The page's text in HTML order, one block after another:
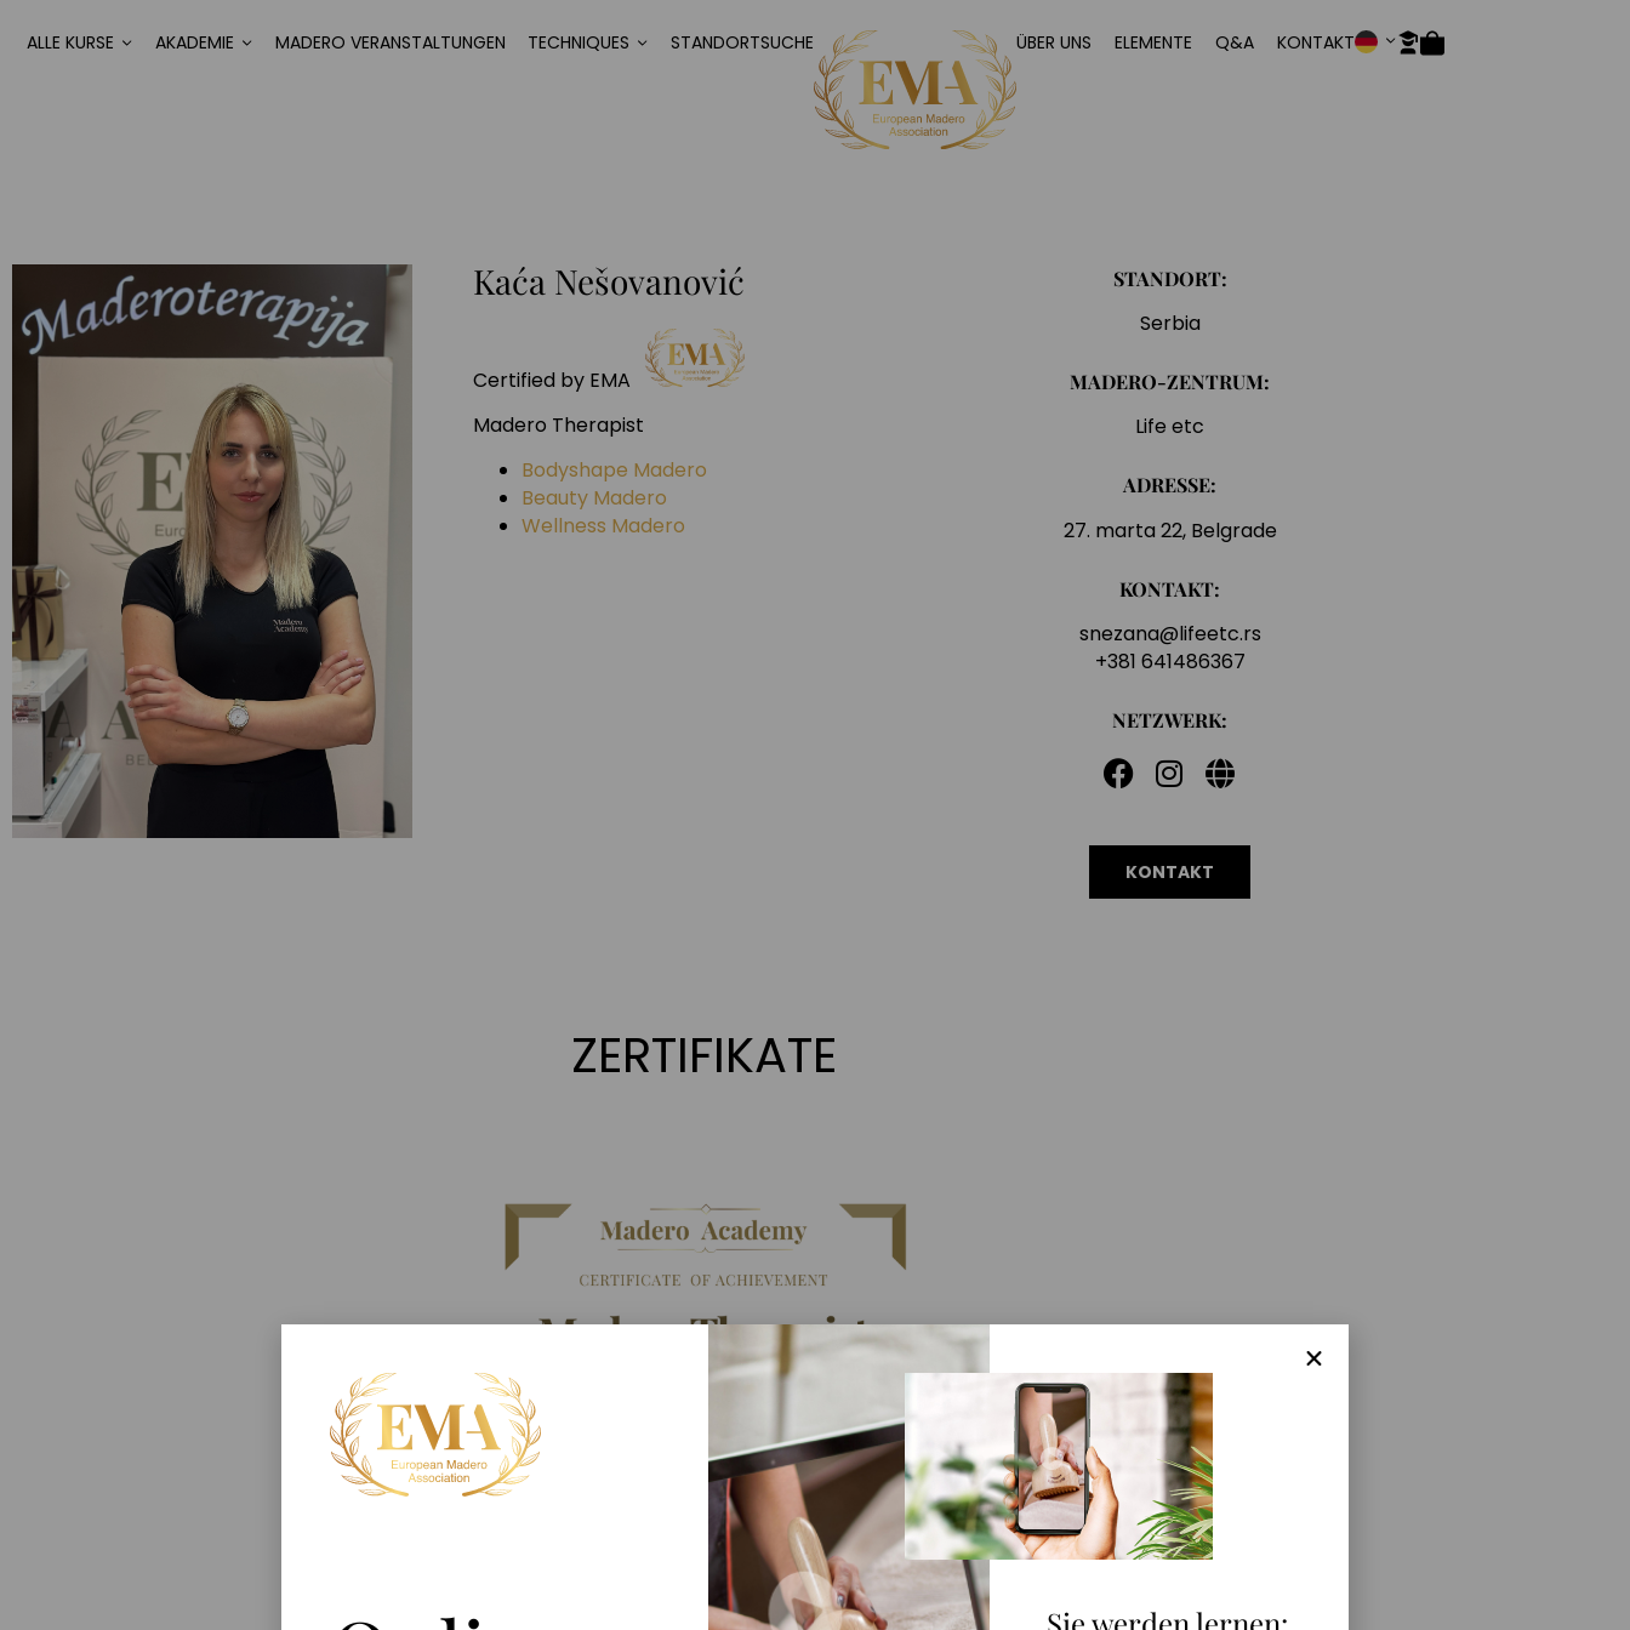
ALLE KURSE AKADEMIE MADERO VERANSTALTUNGEN TECHNIQUES STANDORTSUCHE ÜBER UNS ELEMENTE Q&A KONTAKT
Kaća Nešovanović
Certified by EMA
Madero Therapist
Bodyshape Madero
Beauty Madero
Wellness Madero
STANDORT:
Serbia
MADERO-ZENTRUM:
Life etc
ADRESSE:
27. marta 22, Belgrade
KONTAKT:
snezana@lifeetc.rs
+381 641486367
NETZWERK:
KONTAKT
ZERTIFIKATE